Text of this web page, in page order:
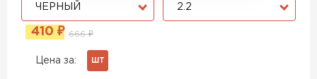
ЧЕРНЫЙ 2.2
Цена за: ШТ
410 ₽ 666₽